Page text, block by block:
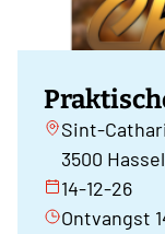
Sint-
3500
14-12-26
Ontvangst